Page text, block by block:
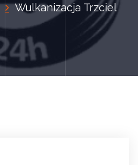
Wulkanizacja Trzciel